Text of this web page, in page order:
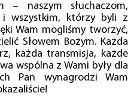
– naszym słuchaczom,
i wszystkim, którzy byli z
Wam mogliśmy tworzyć,
Słowem Bożym. Każda
każda transmisja, każde
wspólna z Wami były dla
Pan wynagrodzi Wam